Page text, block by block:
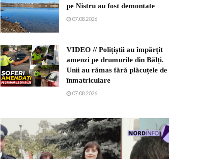
pe Nistru au fost demontate
07.08.2026
VIDEO // Polițiștii au împărțit
amenzi pe drumurile din Bălți.
Unii au rămas fără plăcuțele de
înmatriculare
07.08.2026